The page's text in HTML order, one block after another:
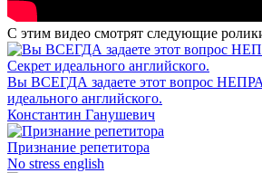
С этим видео смотрят следующие
Вы ВСЕГДА задаете этот вопрос
идеального английского.
Константин Ганушевич
Признание репетитора
No stress english